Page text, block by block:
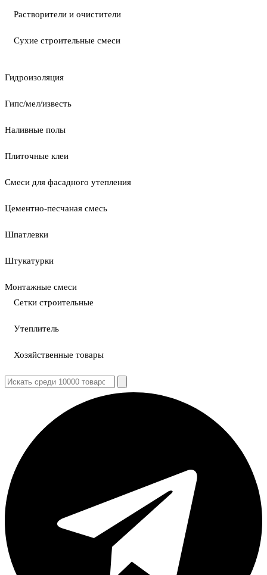
Растворители и очистители
Сухие строительные смеси
Гидроизоляция
Гипс/мел/известь
Наливные полы
Плиточные клеи
Смеси для фасадного утепления
Цементно-песчаная смесь
Шпатлевки
Штукатурки
Монтажные смеси
Сетки строительные
Утеплитель
Хозяйственные товары